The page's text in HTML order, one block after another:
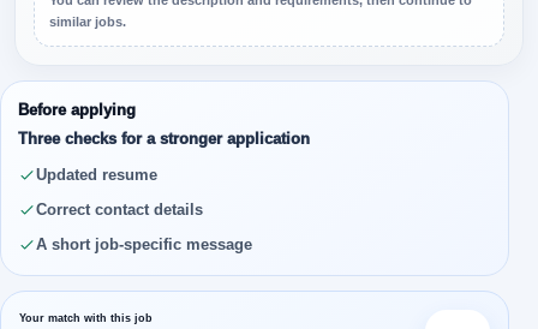
similar jobs.
Before applying
Three checks for a stronger application
Updated resume
Correct contact details
A short job-specific message
Your match with this job